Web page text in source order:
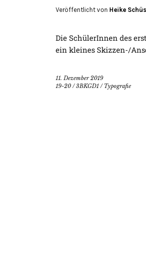
Veröffentlicht von Heike
Die SchülerInnen des
ein kleines Skizzen-/
11. Dezember 2019
19-20 /3BKGD1 / Typografie